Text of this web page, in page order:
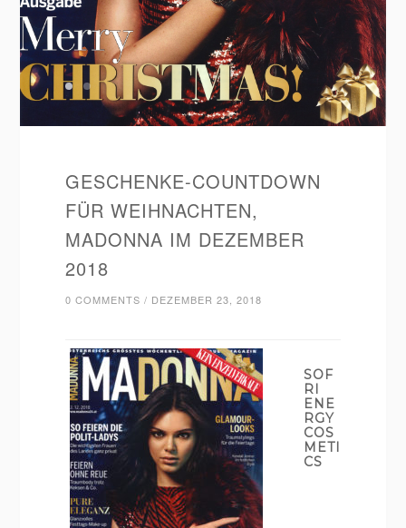
GESCHENKE-COUNTDOWN
FÜR WEIHNACHTEN,
MADONNA IM DEZEMBER
2018
0 COMMENTS / DEZEMBER 23, 2018
SOF
RI
ENE
RGY
COS
METI
CS